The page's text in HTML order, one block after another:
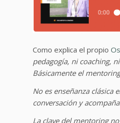
Como explica el propio
pedagogía, ni coaching,
Básicamente el
No es enseñanza clásica
conversación y
La clave del mentoring